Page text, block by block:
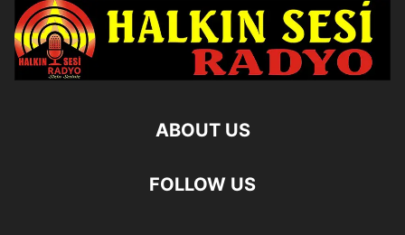
ABOUT US
FOLLOW US